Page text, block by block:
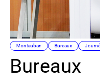
Montauban Bureaux
Bureaux